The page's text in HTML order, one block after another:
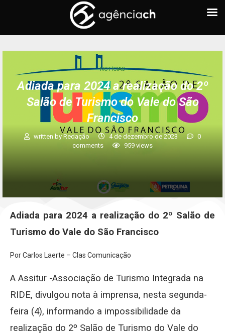
NOTÍCIAS
Adiada para 2024 a realização do 2º
Salão de Turismo do Vale do São
Francisco
written by Redação 4 de dezembro de 2023
0
comments
959 views
Adiada para 2024 a realização do 2º Salão de
Turismo do Vale do São Francisco
Por Carlos Laerte – Clas Comunicação
A Assitur -Associação de Turismo Integrada na
RIDE, divulgou nota à imprensa, nesta segunda-
feira (4), informando a impossibilidade da
realização do 2º Salão de Turismo do Vale do